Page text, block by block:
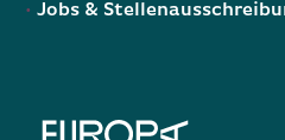
Jobs &